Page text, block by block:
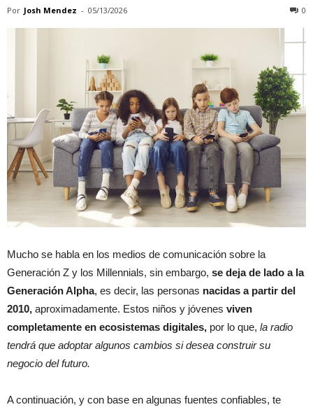
Por Josh Mendez - 05/13/2026 0
Mucho se habla en los medios de comunicación sobre la
Generación Z y los Millennials, sin embargo, se deja de lado a la
Generación Alpha, es decir, las personas nacidas a partir del
2010, aproximadamente. Estos niños y jóvenes viven
completamente en ecosistemas digitales, por lo que, la radio
tendrá que adoptar algunos cambios si desea construir su
negocio del futuro.
A continuación, y con base en algunas fuentes confiables, te